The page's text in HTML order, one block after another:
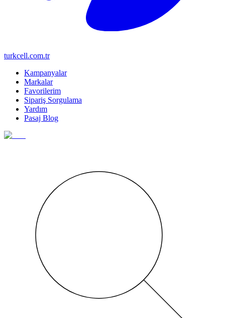
turkcell.com.tr
Kampanyalar
Markalar
Favorilerim
Sipariş Sorgulama
Yardım
Pasaj Blog